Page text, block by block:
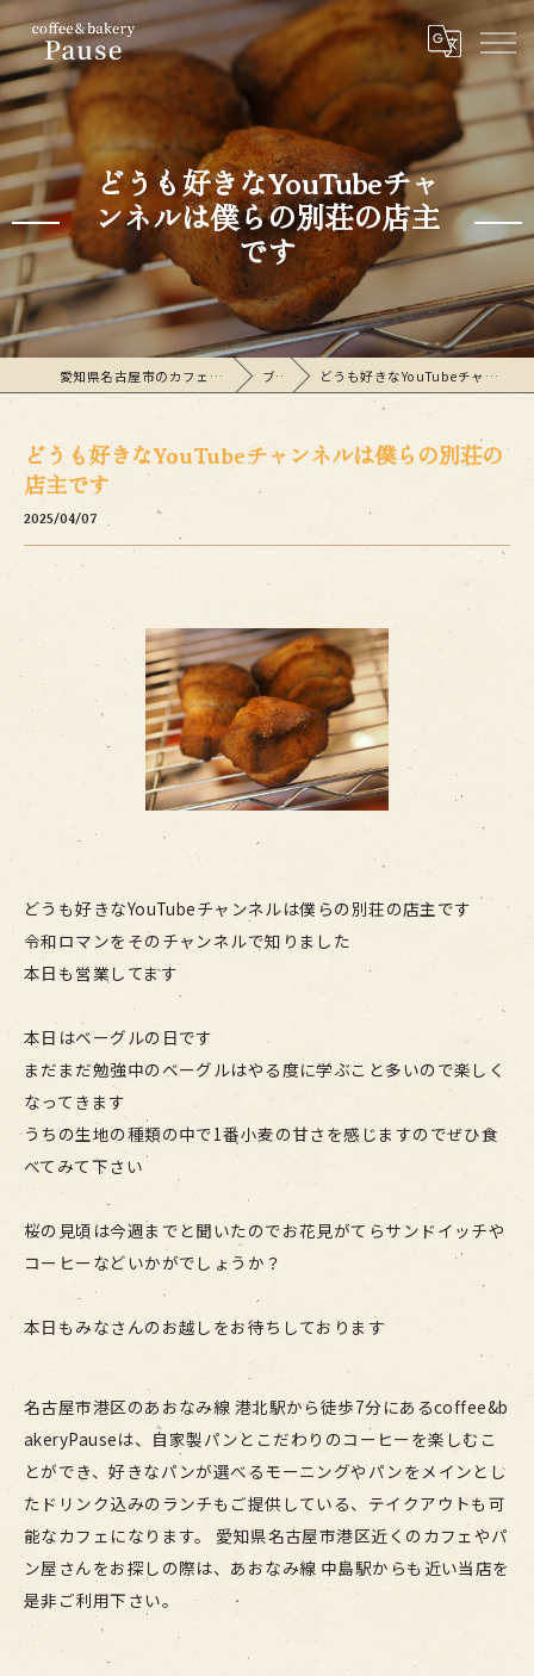
どうも好きなYouTubeチャ
ンネルは僕らの別荘の店主
です
愛知県名古屋市のカフェならcoffee&bakeryPause ブログ どうも好きなYouTubeチャンネルは僕らの別荘の店主です
どうも好きなYouTubeチャンネルは僕らの別荘の
店主です
2025/04/07
どうも好きなYouTubeチャンネルは僕らの別荘の店主です
令和ロマンをそのチャンネルで知りました
本日も営業してます
本日はベーグルの日です
まだまだ勉強中のベーグルはやる度に学ぶこと多いので楽しく
なってきます
うちの生地の種類の中で1番小麦の甘さを感じますのでぜひ食
べてみて下さい
桜の見頃は今週までと聞いたのでお花見がてらサンドイッチや
コーヒーなどいかがでしょうか？
本日もみなさんのお越しをお待ちしております
名古屋市港区のあおなみ線 港北駅から徒歩7分にあるcoffee&b
akeryPauseは、自家製パンとこだわりのコーヒーを楽しむこ
とができ、好きなパンが選べるモーニングやパンをメインとし
たドリンク込みのランチもご提供している、テイクアウトも可
能なカフェになります。 愛知県名古屋市港区近くのカフェやパ
ン屋さんをお探しの際は、あおなみ線 中島駅からも近い当店を
是非ご利用下さい。